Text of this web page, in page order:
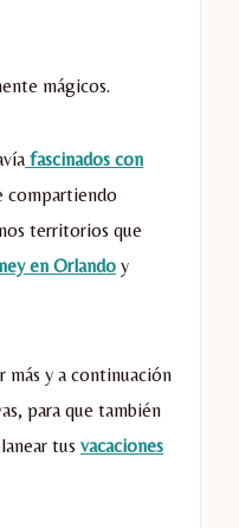
mágicos.
fascinados con
compartiendo
territorios que
en Orlando y
más y a continuación
para que también
tus vacaciones